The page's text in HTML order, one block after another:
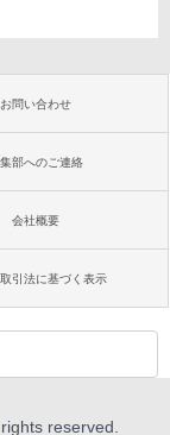
お問い合わせ
部へのご連絡
会社概要
引法に基づく表示
reserved.